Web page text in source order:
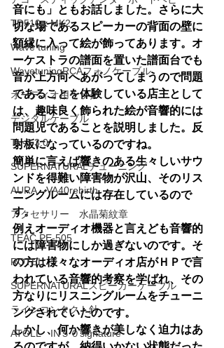
TD510ｚMK2
Wave tuning
WavetuningRCAフォノケーブル
オーディオ用ラック
デジタルケーブル
TL-3 3.0
SUPERNATURALチューニング
AURA VA40rebirth
アクセサリー 水晶菊紋章
TEAC PE-505
ROTEL
SUPERNATURALスピーカーケーブル
ラインコンタクト針
ATOLL IN５０signature
音にも」ともお話しました。さらに大
切な場であるスピーカーの背面の壁に
額縁に入って絵が飾ってあります。オ
ーケストラの譜面を置いた譜面台でも
音が上方向へあがってしまうので問題
であることを体験している店主として
は、趣味良く飾られた絵が音響的には
問題児であることを説明しました。反
射板になっているのですね。
簡単に言えば響きのある生々しいサウ
ンドを得難い障害物が沢山、そのリス
ニングルームには存在しているので
す。
例えオーディオ機器と言えども音響的
には障害物にしか過ぎないのです。そ
の方は様々なオーディオ店がＨＰで言
われている音響的考察を学ばれ、その
方なりにリスニングルームをチューニ
ングされていたのです。
しかし、何か響きが美しなく迫力はあ